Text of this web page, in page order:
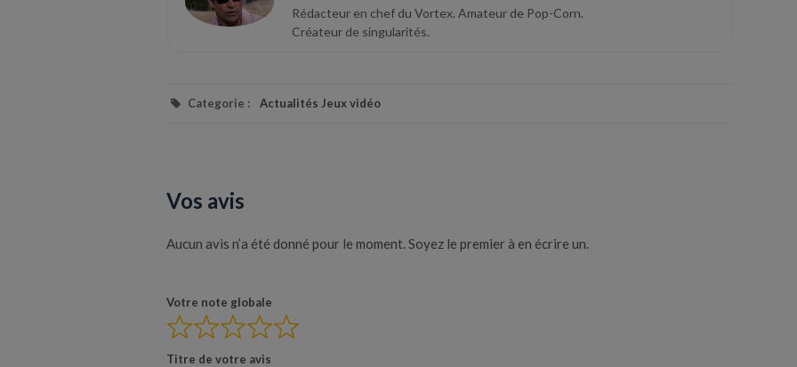
Rédacteur en chef du Vortex. Amateur de Pop-Corn.
Créateur de singularités.
Categorie : Actualités Jeux vidéo
Vos avis
Aucun avis n’a été donné pour le moment. Soyez le premier à en écrire un.
Votre note globale
Titre de votre avis